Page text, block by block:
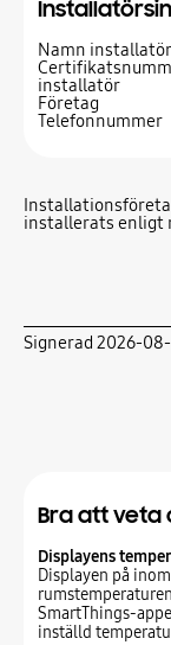
Namn installatör
installatör
Företag
Telefonnummer
installerats enligt
Signerad 2026-
Bra att veta
Displayens
Displayen på
SmartThings-
inställd